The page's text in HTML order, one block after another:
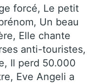
forcé, Le petit
Un beau
Elle chante
anti-touristes,
Il perd 50.000
Eve Angeli a